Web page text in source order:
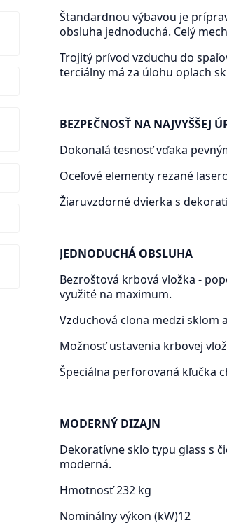
Štandardnou výbavou je
obsluha jednoduchá. Celý
Trojitý prívod vzduchu do
terciálny má za úlohu oplach
BEZPEČNOSŤ NA NAJVYŠŠEJ
Dokonalá tesnosť vďaka
Oceľové elementy rezané
Žiaruvzdorné dvierka s
JEDNODUCHÁ OBSLUHA
Bezroštová krbová vložka -
využité na maximum.
Vzduchová clona medzi sklom
Možnosť ustavenia krbovej
Špeciálna perforovaná kľučka
MODERNÝ DIZAJN
Dekoratívne sklo typu glass s
moderná.
Hmotnosť232 kg
Nominálny výkon (kW)12